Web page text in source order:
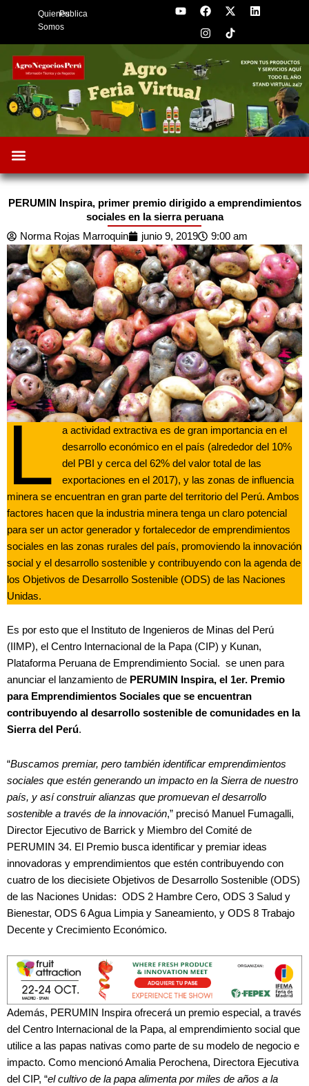
Quienes
Somos
Publica
Y
o
b
e
F
a
c
e
o
o
k
X
-
t
w
t
L
i
d
n
I
n
s
t
g
r
a
PERUMIN Inspira, primer premio dirigido a emprendimientos
sociales en la sierra peruana
Norma Rojas Marroquin
junio 9, 2019 9:00 am
L
a actividad extractiva es de gran importancia en el
desarrollo económico en el país (alrededor del 10%
del PBI y cerca del 62% del valor total de las
exportaciones en el 2017), y las zonas de influencia
minera se encuentran en gran parte del territorio del Perú. Ambos
factores hacen que la industria minera tenga un claro potencial
para ser un actor generador y fortalecedor de emprendimientos
sociales en las zonas rurales del país, promoviendo la innovación
social y el desarrollo sostenible y contribuyendo con la agenda de
los Objetivos de Desarrollo Sostenible (ODS) de las Naciones
Unidas.
Es por esto que el Instituto de Ingenieros de Minas del Perú
(IIMP), el Centro Internacional de la Papa (CIP) y Kunan,
Plataforma Peruana de Emprendimiento Social. se unen para
anunciar el lanzamiento de PERUMIN Inspira, el 1er. Premio
para Emprendimientos Sociales que se encuentran
contribuyendo al desarrollo sostenible de comunidades en la
Sierra del Perú.
“Buscamos premiar, pero también identificar emprendimientos
sociales que estén generando un impacto en la Sierra de nuestro
país, y así construir alianzas que promuevan el desarrollo
sostenible a través de la innovación,” precisó Manuel Fumagalli,
Director Ejecutivo de Barrick y Miembro del Comité de
PERUMIN 34. El Premio busca identificar y premiar ideas
innovadoras y emprendimientos que estén contribuyendo con
cuatro de los diecisiete Objetivos de Desarrollo Sostenible (ODS)
de las Naciones Unidas: ODS 2 Hambre Cero, ODS 3 Salud y
Bienestar, ODS 6 Agua Limpia y Saneamiento, y ODS 8 Trabajo
Decente y Crecimiento Económico.
Además, PERUMIN Inspira ofrecerá un premio especial, a través
del Centro Internacional de la Papa, al emprendimiento social que
utilice a las papas nativas como parte de su modelo de negocio e
impacto. Como mencionó Amalia Perochena, Directora Ejecutiva
del CIP, “el cultivo de la papa alimenta por miles de años a la